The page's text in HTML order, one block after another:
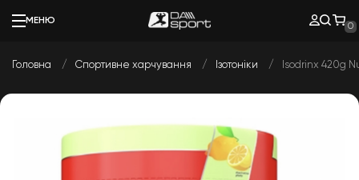
МЕНЮ
0
Головна Спортивне харчування Ізотоніки Isodrinx 420g